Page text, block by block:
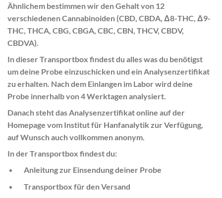
Ähnlichem bestimmen wir den Gehalt von 12
verschiedenen Cannabinoiden (CBD, CBDA, Δ8-THC, Δ9-
THC, THCA, CBG, CBGA, CBC, CBN, THCV, CBDV,
CBDVA).
In dieser Transportbox findest du alles was du benötigst
um deine Probe einzuschicken und ein Analysenzertifikat
zu erhalten. Nach dem Einlangen im Labor wird deine
Probe innerhalb von 4 Werktagen analysiert.
Danach steht das Analysenzertifikat online auf der
Homepage vom Institut für Hanfanalytik zur Verfügung,
auf Wunsch auch vollkommen anonym.
In der Transportbox findest du:
Anleitung zur Einsendung deiner Probe
Transportbox für den Versand